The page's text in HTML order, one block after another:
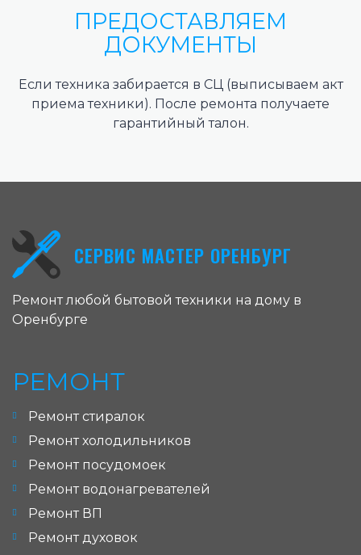
ПРЕДОСТАВЛЯЕМ
ДОКУМЕНТЫ
Если техника забирается в СЦ (выписываем акт
приема техники). После ремонта получаете
гарантийный талон.
СЕРВИС МАСТЕР ОРЕНБУРГ
Ремонт любой бытовой техники на дому в
Оренбурге
РЕМОНТ
Ремонт стиралок
Ремонт холодильников
Ремонт посудомоек
Ремонт водонагревателей
Ремонт ВП
Ремонт духовок